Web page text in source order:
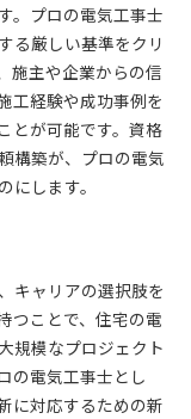
。プロの電気工事士
る厳しい基準をクリ
施主や企業からの信
工経験や成功事例を
とが可能です。資格
構築が、プロの電気
します。
キャリアの選択肢を
つことで、住宅の電
規模なプロジェクト
の電気工事士とし
に対応するための新